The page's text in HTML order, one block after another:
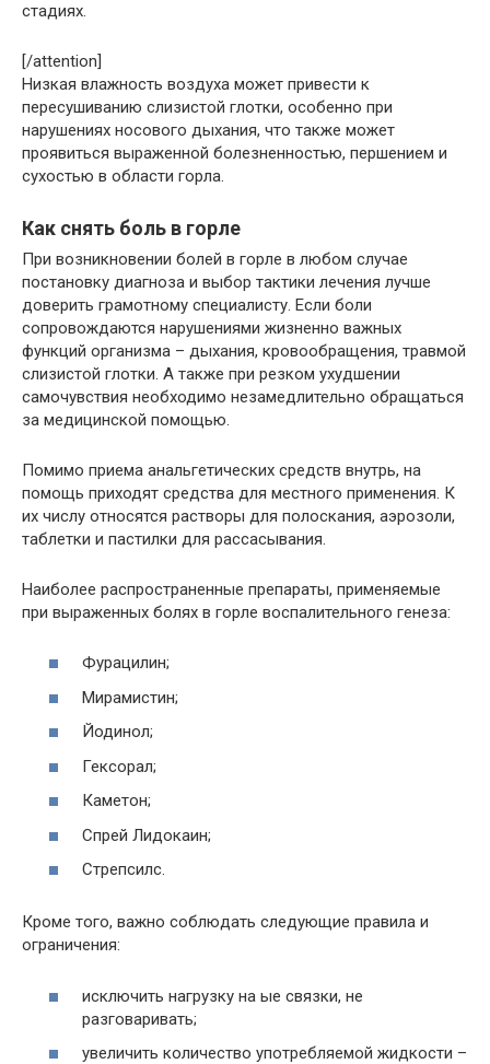
стадиях.
[/attention]
Низкая влажность воздуха может привести к
пересушиванию слизистой глотки, особенно при
нарушениях носового дыхания, что также может
проявиться выраженной болезненностью, першением и
сухостью в области горла.
Как снять боль в горле
При возникновении болей в горле в любом случае
постановку диагноза и выбор тактики лечения лучше
доверить грамотному специалисту. Если боли
сопровождаются нарушениями жизненно важных
функций организма – дыхания, кровообращения, травмой
слизистой глотки. А также при резком ухудшении
самочувствия необходимо незамедлительно обращаться
за медицинской помощью.
Помимо приема анальгетических средств внутрь, на
помощь приходят средства для местного применения. К
их числу относятся растворы для полоскания, аэрозоли,
таблетки и пастилки для рассасывания.
Наиболее распространенные препараты, применяемые
при выраженных болях в горле воспалительного генеза:
Фурацилин;
Мирамистин;
Йодинол;
Гексорал;
Каметон;
Спрей Лидокаин;
Стрепсилс.
Кроме того, важно соблюдать следующие правила и
ограничения:
исключить нагрузку на ые связки, не
разговаривать;
увеличить количество употребляемой жидкости –